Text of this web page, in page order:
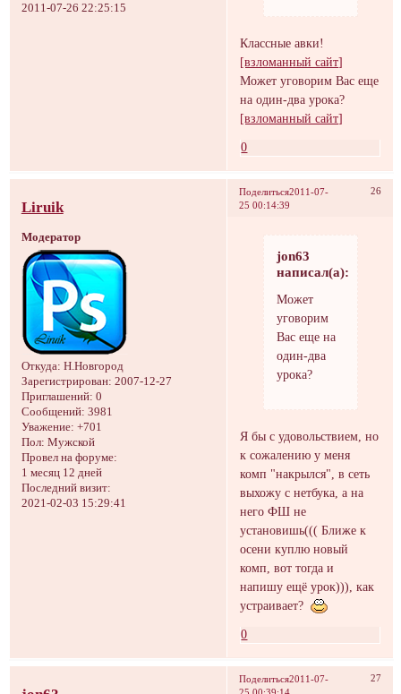
2011-07-26 22:25:15
Классные авки!
[взломанный сайт]
Может уговорим Вас еще
на один-два урока?
[взломанный сайт]
0
Поделиться 26
2011-07-
25 00:14:39
Liruik
Модератор
Откуда: Н.Новгород
Зарегистрирован: 2007-12-27
Приглашений: 0
Сообщений: 3981
Уважение: +701
Пол: Мужской
Провел на форуме:
1 месяц 12 дней
Последний визит:
2021-02-03 15:29:41
jon63
написал(а):
Может
уговорим
Вас еще на
один-два
урока?
Я бы с удовольствием, но
к сожалению у меня
комп "накрылся", в сеть
выхожу с нетбука, а на
него ФШ не
установишь((( Ближе к
осени куплю новый
комп, вот тогда и
напишу ещё урок))), как
устраивает?
0
Поделиться 27
2011-07-